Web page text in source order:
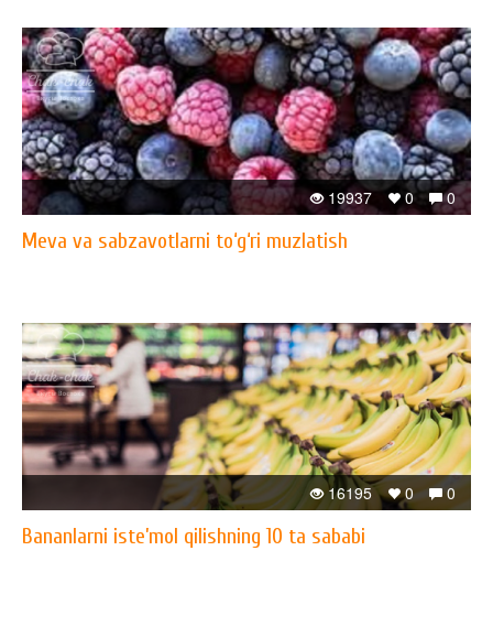
0
0
19937
Meva va sabzavotlarni to‘g‘ri muzlatish
0
0
16195
Bananlarni iste’mol qilishning 10 ta sababi